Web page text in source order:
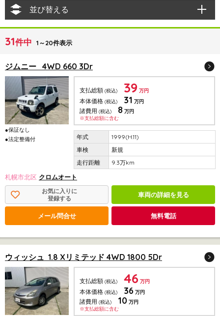
並び替える
31件中 1～20件表示
ジムニー 4WD 660 3Dr
●保証なし
●法定整備付
支払総額 (税込) 39 万円
本体価格 (税込) 31 万円
諸費用 (税込) 8 万円
※支払総額に含む
1999(H.11)
新規
9.3万km
札幌市北区 クロムオート
お気に入りに
登録する
車両の詳細を見る
メール問合せ 無料電話
ウィッシュ 1.8 Xリミテッド 4WD 1800 5Dr
支払総額 (税込) 46 万円
本体価格 (税込) 36 万円
諸費用 (税込) 10 万円
※支払総額に含む